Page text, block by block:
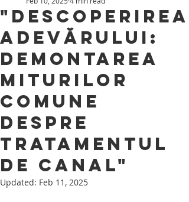
"Descoperirea
Adevărului:
Demontarea
Miturilor
Comune
Despre
Tratamentul
de Canal"
Updated: Feb 11, 2025